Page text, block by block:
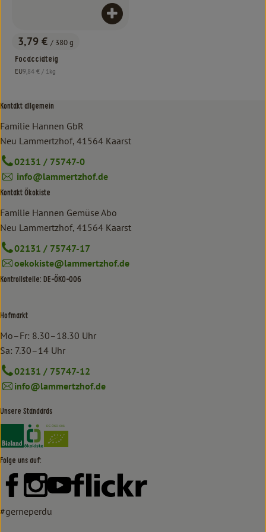
, Preis:
3,79 € / 380 g
Focacciateig
, Herkunft:
EU, Referenzpreis:
9,84 € / 1kg
Produkt zum Warenkorb hinzufügen
Kontakt allgemein
Familie Hannen GbR
Neu Lammertzhof, 41564 Kaarst
02131 / 75747-0
info@lammertzhof.de
Kontakt Ökokiste
Familie Hannen Gemüse Abo
Neu Lammertzhof, 41564 Kaarst
02131 / 75747-17
oekokiste@lammertzhof.de
Kontrollstelle: DE-ÖKO-006
Hofmarkt
Mo–Fr: 8.30–18.30 Uhr
Sa: 7.30–14 Uhr
02131 / 75747-12
info@lammertzhof.de
Unsere Standards
Externer Link zu https://www.bioland.de/verbraucher
Externer Link zu https://www.oekokiste.de/
Folge uns auf:
Externer Link zu https://www.facebook.com/lammertzhof/
Externer Link zu https://www.instagram.com/
Externer Link zu https://www.youtube.com/
Externer Link zu https://
#gerneperdu